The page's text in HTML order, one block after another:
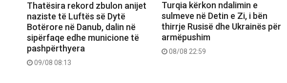
Thatësira rekord zbulon anijet
naziste të Luftës së Dytë
Botërore në Danub, dalin në
sipërfaqe edhe municione të
pashpërthyera
09/08 08:13
Turqia kërkon ndalimin e
sulmeve në Detin e Zi, i bën
thirrje Rusisë dhe Ukrainës për
armëpushim
08/08 22:59